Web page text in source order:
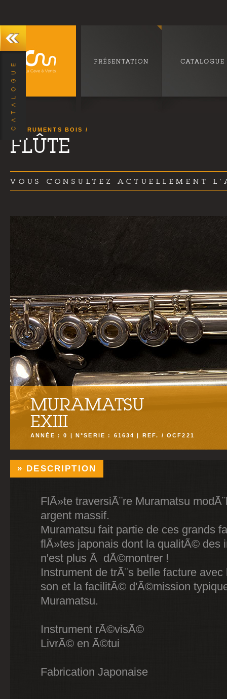
INSTRUMENTS BOIS
FLÛTE
VOUS CONSULTEZ ACTUELLEMENT
MURAMATSU
EXIII
ANNÉE : 0 | N°SERIE : 61634 | REF. / OCF221
DESCRIPTION
FlÃ»te traversiÃ¨re Muramatsu
argent massif.
Muramatsu fait partie de ces grands
flÃ»tes japonais dont la qualitÃ© des
n'est plus Ã dÃ©montrer !
Instrument de trÃ¨s belle facture
son et la facilitÃ© d'Ã©mission
Muramatsu.
Instrument rÃ©visÃ©
LivrÃ© en Ã©tui
Fabrication Japonaise